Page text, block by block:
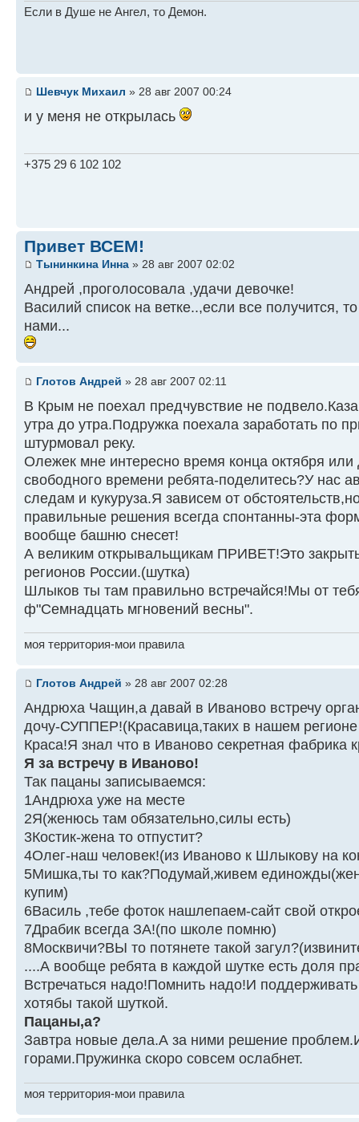
Если в Душе не Ангел, то Демон.
Шевчук Михаил » 28 авг 2007 00:24
и у меня не открылась
+375 29 6 102 102
Привет ВСЕМ!
Тынинкина Инна » 28 авг 2007 02:02
Андрей ,проголосовала ,удачи девочке!
Василий список на ветке..,если все получится,
нами...
Глотов Андрей » 28 авг 2007 02:11
В Крым не поехал предчувствие не
утра до утра.Подружка поехала заработать по
штурмовал реку.
Олежек мне интересно время конца октября
свободного времени ребята-поделитесь?У нас
следам и кукуруза.Я зависем от
правильные решения всегда спонтанны-эта
вообще башню снесет!
А великим открывальщикам ПРИВЕТ!Это
регионов России.(шутка)
Шлыков ты там правильно встречайся!Мы от
ф"Семнадцать мгновений весны".
моя территория-мои правила
Глотов Андрей » 28 авг 2007 02:28
Андрюха Чащин,а давай в Иваново встречу
дочу-СУППЕР!(Красавица,таких в нашем
Краса!Я знал что в Иваново секретная фабрика
Я за встречу в Иваново!
Так пацаны записываемся:
1Андрюха уже на месте
2Я(женюсь там обязательно,силы есть)
3Костик-жена то отпустит?
4Олег-наш человек!(из Иваново к Шлыкову на
5Мишка,ты то как?Подумай,живем
купим)
6Василь ,тебе фоток нашлепаем-сайт свой
7Драбик всегда ЗА!(по школе помню)
8Москвичи?ВЫ то потянете такой
....А вообще ребята в каждой шутке есть доля
Встречаться надо!Помнить надо!И
хотябы такой шуткой.
Пацаны,а?
Завтра новые дела.А за ними решение
горами.Пружинка скоро совсем ослабнет.
моя территория-мои правила